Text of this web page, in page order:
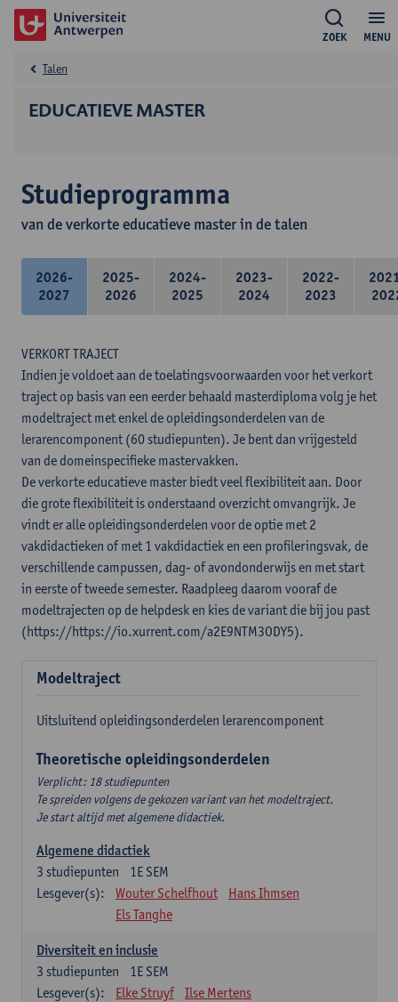
MENU
ZOEK
EDUCATIEVE MASTER
Talen
Studieprogramma
van de verkorte educatieve master in de talen
2026-
2027
2025-
2026
2024-
2025
2023-
2024
2022-
2023
VERKORT TRAJECT
Indien je voldoet aan de toelatingsvoorwaarden voor het verkort
traject op basis van een eerder behaald masterdiploma volg je het
modeltraject met enkel de opleidingsonderdelen van de
lerarencomponent (60 studiepunten). Je bent dan vrijgesteld
van de domeinspecifieke mastervakken.
De verkorte educatieve master biedt veel flexibiliteit aan. Door
die grote flexibiliteit is onderstaand overzicht omvangrijk. Je
vindt er alle opleidingsonderdelen voor de optie met 2
vakdidactieken of met 1 vakdidactiek en een profileringsvak, de
verschillende campussen, dag- of avondonderwijs en met start
in eerste of tweede semester. Raadpleeg daarom vooraf de
modeltrajecten op de helpdesk en kies de variant die bij jou past
(https://https://io.xurrent.com/a2E9NTM3ODY5).
Modeltraject
Uitsluitend opleidingsonderdelen lerarencomponent
Theoretische opleidingsonderdelen
Verplicht: 18 studiepunten
Te spreiden volgens de gekozen variant van het modeltraject.
Je start altijd met algemene didactiek.
Algemene didactiek
1E SEM
3 studiepunten
Lesgever(s):
Wouter Schelfhout
Hans Ihmsen
Els Tanghe
Diversiteit en inclusie
1E SEM
3 studiepunten
Lesgever(s):
Elke Struyf
Ilse Mertens